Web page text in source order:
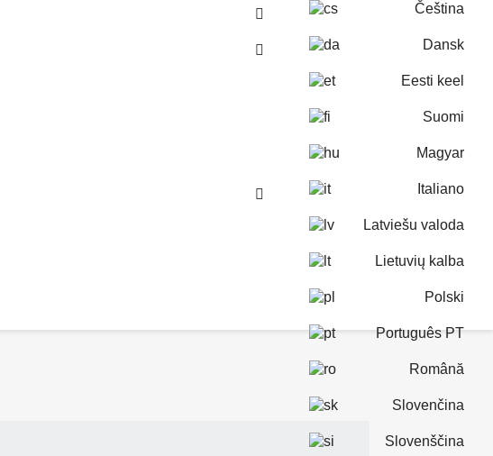
Čeština
Dansk
Eesti keel
Suomi
Magyar
Italiano
Latviešu valoda
Lietuvių kalba
Polski
Português PT
Română
Slovenčina
Slovenščina